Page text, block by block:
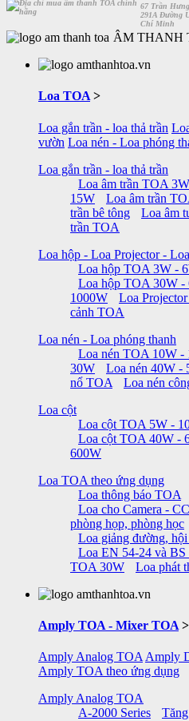
67 Trần
291A Đường
Chí Minh
ÂM THANH
Loa TOA >
Loa gắn trần - loa thả trần
vườn Loa nén - Loa phóng
Loa gắn trần - loa thả trần
Loa âm trần TOA
15W
Loa âm trần
trần bê tông
Loa âm
trần TOA
Loa hộp - Loa Projector -
Loa hộp TOA 3W -
Loa hộp TOA 30W -
1000W
Loa
cảnh TOA
Loa nén - Loa phóng thanh
Loa nén TOA 10W -
30W
Loa nén 40W -
nổ TOA
Loa nén
Loa cột
Loa cột TOA 5W -
Loa cột TOA 40W -
600W
Loa TOA theo ứng dụng
Loa thông báo TOA
Loa cho Camera -
phòng họp, phòng học
Loa giảng đường,
Loa EN 54-24 và BS
TOA 30W
Loa phát
Amply TOA - Mixer TOA >
Amply Analog TOA Amply
Amply TOA theo ứng dụng
Amply Analog TOA
A-2000 Series